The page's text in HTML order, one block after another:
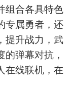
组合各具特色
专属勇者，还
提升战力，武
弹幕对抗，
在线联机，在